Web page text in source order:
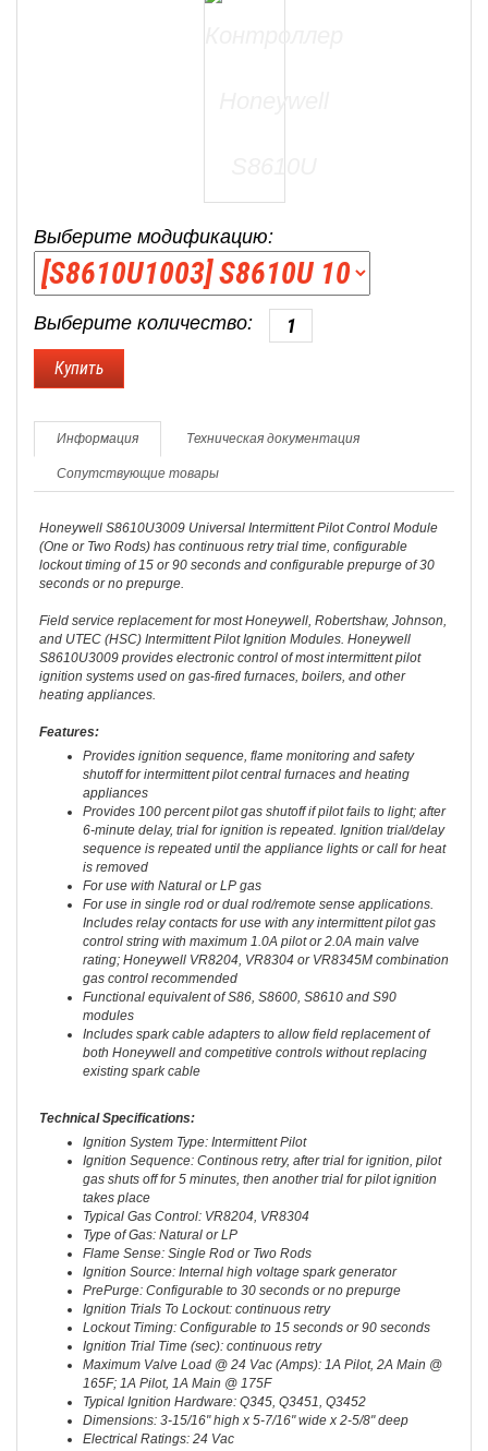
Выберите модификацию:
Выберите количество:
Информация Техническая документация
Сопутствующие товары
Honeywell S8610U3009 Universal Intermittent Pilot Control Module
(One or Two Rods) has continuous retry trial time, configurable
lockout timing of 15 or 90 seconds and configurable prepurge of 30
seconds or no prepurge.
Field service replacement for most Honeywell, Robertshaw, Johnson,
and UTEC (HSC) Intermittent Pilot Ignition Modules. Honeywell
S8610U3009 provides electronic control of most intermittent pilot
ignition systems used on gas-fired furnaces, boilers, and other
heating appliances.
Features:
Provides ignition sequence, flame monitoring and safety
shutoff for intermittent pilot central furnaces and heating
appliances
Provides 100 percent pilot gas shutoff if pilot fails to light; after
6-minute delay, trial for ignition is repeated. Ignition trial/delay
sequence is repeated until the appliance lights or call for heat
is removed
For use with Natural or LP gas
For use in single rod or dual rod/remote sense applications.
Includes relay contacts for use with any intermittent pilot gas
control string with maximum 1.0A pilot or 2.0A main valve
rating; Honeywell VR8204, VR8304 or VR8345M combination
gas control recommended
Functional equivalent of S86, S8600, S8610 and S90
modules
Includes spark cable adapters to allow field replacement of
both Honeywell and competitive controls without replacing
existing spark cable
Technical Specifications:
Ignition System Type: Intermittent Pilot
Ignition Sequence: Continous retry, after trial for ignition, pilot
gas shuts off for 5 minutes, then another trial for pilot ignition
takes place
Typical Gas Control: VR8204, VR8304
Type of Gas: Natural or LP
Flame Sense: Single Rod or Two Rods
Ignition Source: Internal high voltage spark generator
PrePurge: Configurable to 30 seconds or no prepurge
Ignition Trials To Lockout: continuous retry
Lockout Timing: Configurable to 15 seconds or 90 seconds
Ignition Trial Time (sec): continuous retry
Maximum Valve Load @ 24 Vac (Amps): 1A Pilot, 2A Main @
165F; 1A Pilot, 1A Main @ 175F
Typical Ignition Hardware: Q345, Q3451, Q3452
Dimensions: 3-15/16" high x 5-7/16" wide x 2-5/8" deep
Electrical Ratings: 24 Vac